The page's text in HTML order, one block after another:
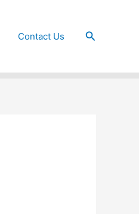
Contact Us Cari